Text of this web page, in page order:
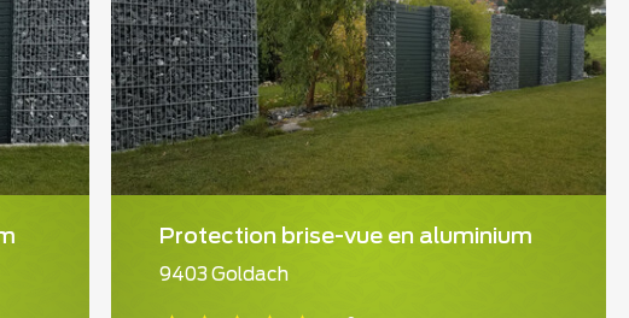
Protection brise-vue en aluminium
9403 Goldach